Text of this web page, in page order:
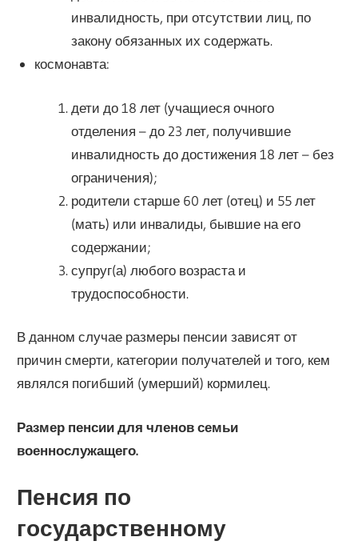
инвалидность, при отсутствии лиц, по
закону обязанных их содержать.
космонавта:
дети до 18 лет (учащиеся очного
отделения – до 23 лет, получившие
инвалидность до достижения 18 лет – без
ограничения);
родители старше 60 лет (отец) и 55 лет
(мать) или инвалиды, бывшие на его
содержании;
супруг(а) любого возраста и
трудоспособности.
В данном случае размеры пенсии зависят от
причин смерти, категории получателей и того, кем
являлся погибший (умерший) кормилец.
Размер пенсии для членов семьи
военнослужащего.
Пенсия по
государственному